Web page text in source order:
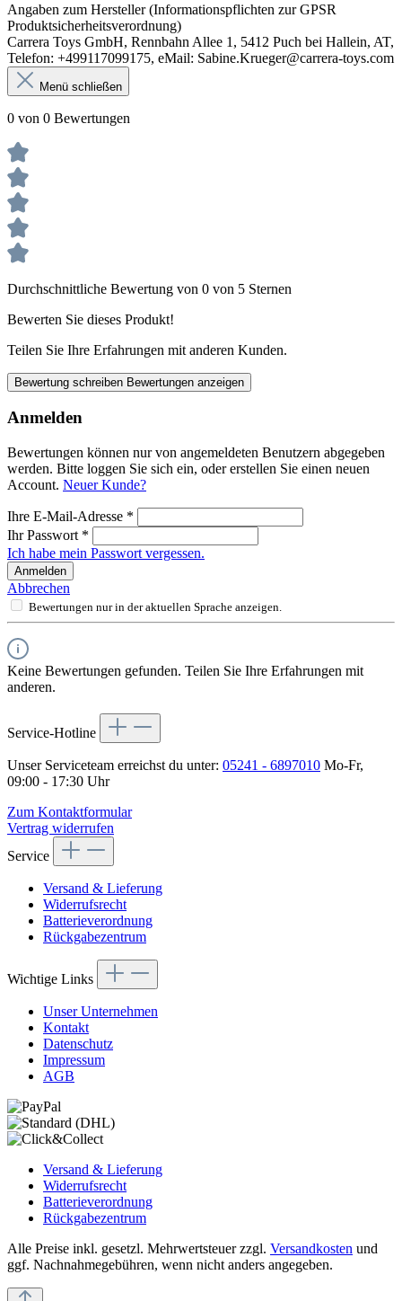
Angaben zum Hersteller (Informationspflichten zur GPSR
Produktsicherheitsverordnung)
Carrera Toys GmbH, Rennbahn Allee 1, 5412 Puch bei Hallein, AT,
Telefon: +499117099175, eMail: Sabine.Krueger@carrera-toys.com
Menü schließen
0 von 0 Bewertungen
Durchschnittliche Bewertung von 0 von 5 Sternen
Bewerten Sie dieses Produkt!
Teilen Sie Ihre Erfahrungen mit anderen Kunden.
Bewertung schreiben Bewertungen anzeigen
Anmelden
Bewertungen können nur von angemeldeten Benutzern abgegeben
werden. Bitte loggen Sie sich ein, oder erstellen Sie einen neuen
Account. Neuer Kunde?
Ihre E-Mail-Adresse *
Ihr Passwort *
Ich habe mein Passwort vergessen.
Anmelden
Abbrechen
Bewertungen nur in der aktuellen Sprache anzeigen.
Keine Bewertungen gefunden. Teilen Sie Ihre Erfahrungen mit
anderen.
Service-Hotline
Unser Serviceteam erreichst du unter: 05241 - 6897010 Mo-Fr,
09:00 - 17:30 Uhr
Zum Kontaktformular
Vertrag widerrufen
Service
Versand & Lieferung
Widerrufsrecht
Batterieverordnung
Rückgabezentrum
Wichtige Links
Unser Unternehmen
Kontakt
Datenschutz
Impressum
AGB
Versand & Lieferung
Widerrufsrecht
Batterieverordnung
Rückgabezentrum
Alle Preise inkl. gesetzl. Mehrwertsteuer zzgl. Versandkosten und
ggf. Nachnahmegebühren, wenn nicht anders angegeben.